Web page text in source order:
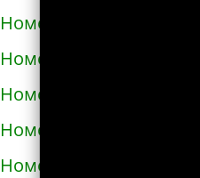
Номера телефонов
Номера телефонов
Номера телефонов
Номера телефонов
Номера телефонов